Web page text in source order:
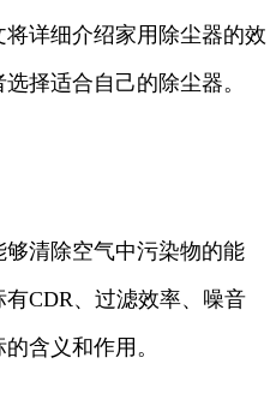
详细介绍家用除尘器的效
择适合自己的除尘器。
清除空气中污染物的能
CDR、过滤效率、噪音
含义和作用。